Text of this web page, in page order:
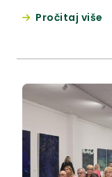
Zamjenica
Pročitaj više